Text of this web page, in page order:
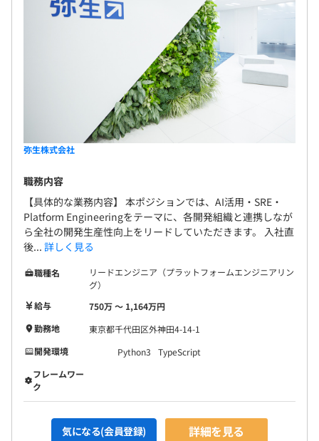
弥生株式会社
職務内容
【具体的な業務内容】 本ポジションでは、AI活用・SRE・
Platform Engineeringをテーマに、各開発組織と連携しなが
ら全社の開発生産性向上をリードしていただきます。 入社直
後... 詳しく見る
職種名
リードエンジニア（プラットフォームエンジニアリン
グ）
給与
750万 〜 1,164万円
勤務地
東京都千代田区外神田4-14-1
開発環境
Python3
TypeScript
フレームワー
ク
気になる(会員登録) 詳細を見る